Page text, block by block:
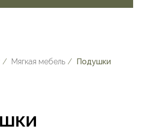
/ Мягкая мебель / Подушки